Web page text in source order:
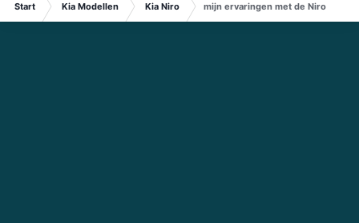
Start Kia Modellen Kia Niro mijn ervaringen met de Niro